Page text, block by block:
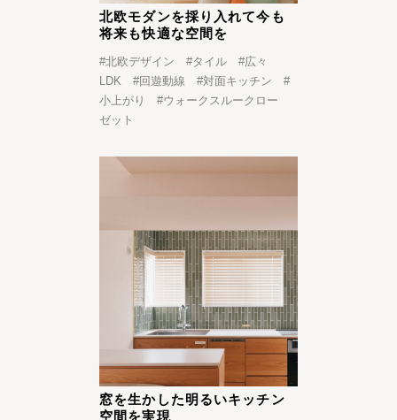
北欧モダンを採り入れて今も
将来も快適な空間を
#北欧デザイン #タイル #広々
LDK
#回遊動線 #対面キッチン
#
小上がり
#ウォークスルークロー
ゼット
窓を生かした明るいキッチン
空間を実現